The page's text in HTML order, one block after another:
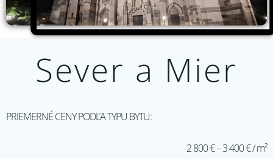
Sever a Mier
PRIEMERNÉ CENY PODĽA TYPU BYTU:
2 800 € – 3 400 € / m²